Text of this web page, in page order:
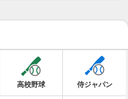
高校野球 侍ジャパン